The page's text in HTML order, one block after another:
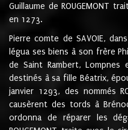
Guillaume de ROUGEMONT
en 1273.
Pierre comte de SAVOIE,
légua ses biens à son frère
de Saint Rambert,
destinés à sa fille Béatrix,
janvier 1293, des nommés
causèrent des tords à
ordonna de réparer les